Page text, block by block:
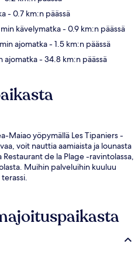
- 0.7 km:n päässä
kävelymatka- 0.9 km:n päässä
ajomatka- 1.5 km:n päässä
ajomatka- 34.8 km:n päässä
Maiao yöpymällä Les Tipaniers -
voit nauttia aamiaista ja lounasta
de la Plage -ravintolassa,
Muihin palveluihin kuuluu